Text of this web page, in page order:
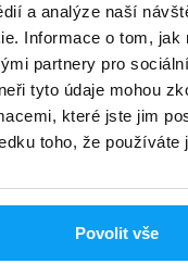
a analýze naší
Informace o tom, jak
partnery pro
tyto údaje mohou
které jste jim
toho, že používáte
Povolit vše
doručení